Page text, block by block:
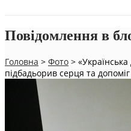
Повідомлення в
Головна > Фото >
підбадьорив серця та допоміг